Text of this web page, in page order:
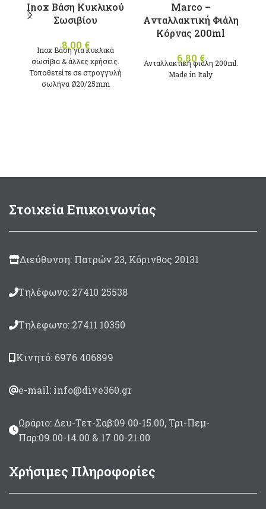
Inox Βάση Κυκλικού
Σωσιβίου
8,00 €
Inox Βάση για κυκλικά
σωσίβια & άλλες χρήσεις.
Τοποθετείτε σε στρογγυλή
σωλήνα Ø20/25mm
Marco –
Aνταλλακτική Φιάλη
Κόρνας 200ml
6,80 €
Ανταλλακτική φιάλη 200ml.
Μade in Italy
Στοιχεία Επικοινωνίας
Διεύθυνση: Πατρών 23, Κόρινθος 20131
Τηλέφωνο: 27410 25538
Τηλέφωνο: 27411 10350
Κινητό: 6976 406899
e-mail: info@dive360.gr
Ωράριο: Δευ-Τετ-Σαβ:09.00-15.00, Τρι-Πεμ-
Παρ:09.00-14.00 & 17.00-21.00
Χρήσιμες Πληροφορίες